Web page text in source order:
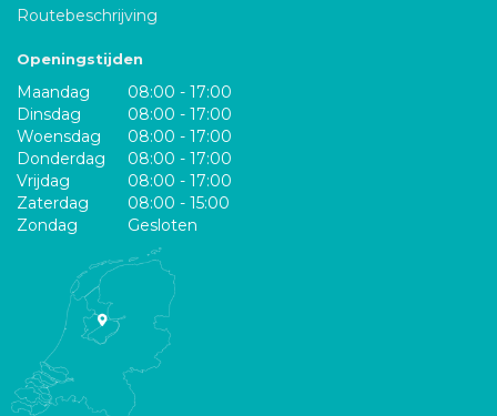
Routebeschrijving
Openingstijden
Maandag
08:00 - 17:00
Dinsdag
08:00 - 17:00
Woensdag
08:00 - 17:00
Donderdag
08:00 - 17:00
Vrijdag
08:00 - 17:00
Zaterdag
08:00 - 15:00
Zondag
Gesloten